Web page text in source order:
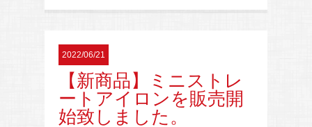
2022/06/21
【新商品】ミニストレ
ートアイロンを販売開
始致しました。